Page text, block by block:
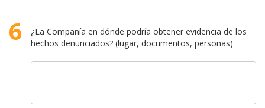
6
¿La Compañía en dónde podría obtener evidencia de los
hechos denunciados? (lugar, documentos, personas)